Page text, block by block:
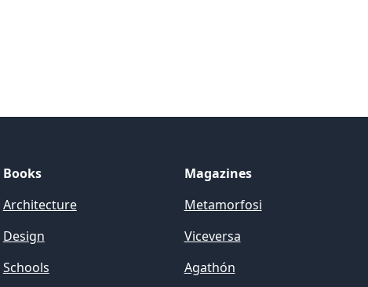
Books
Architecture
Design
Schools
Magazines
Metamorfosi
Viceversa
Agathón